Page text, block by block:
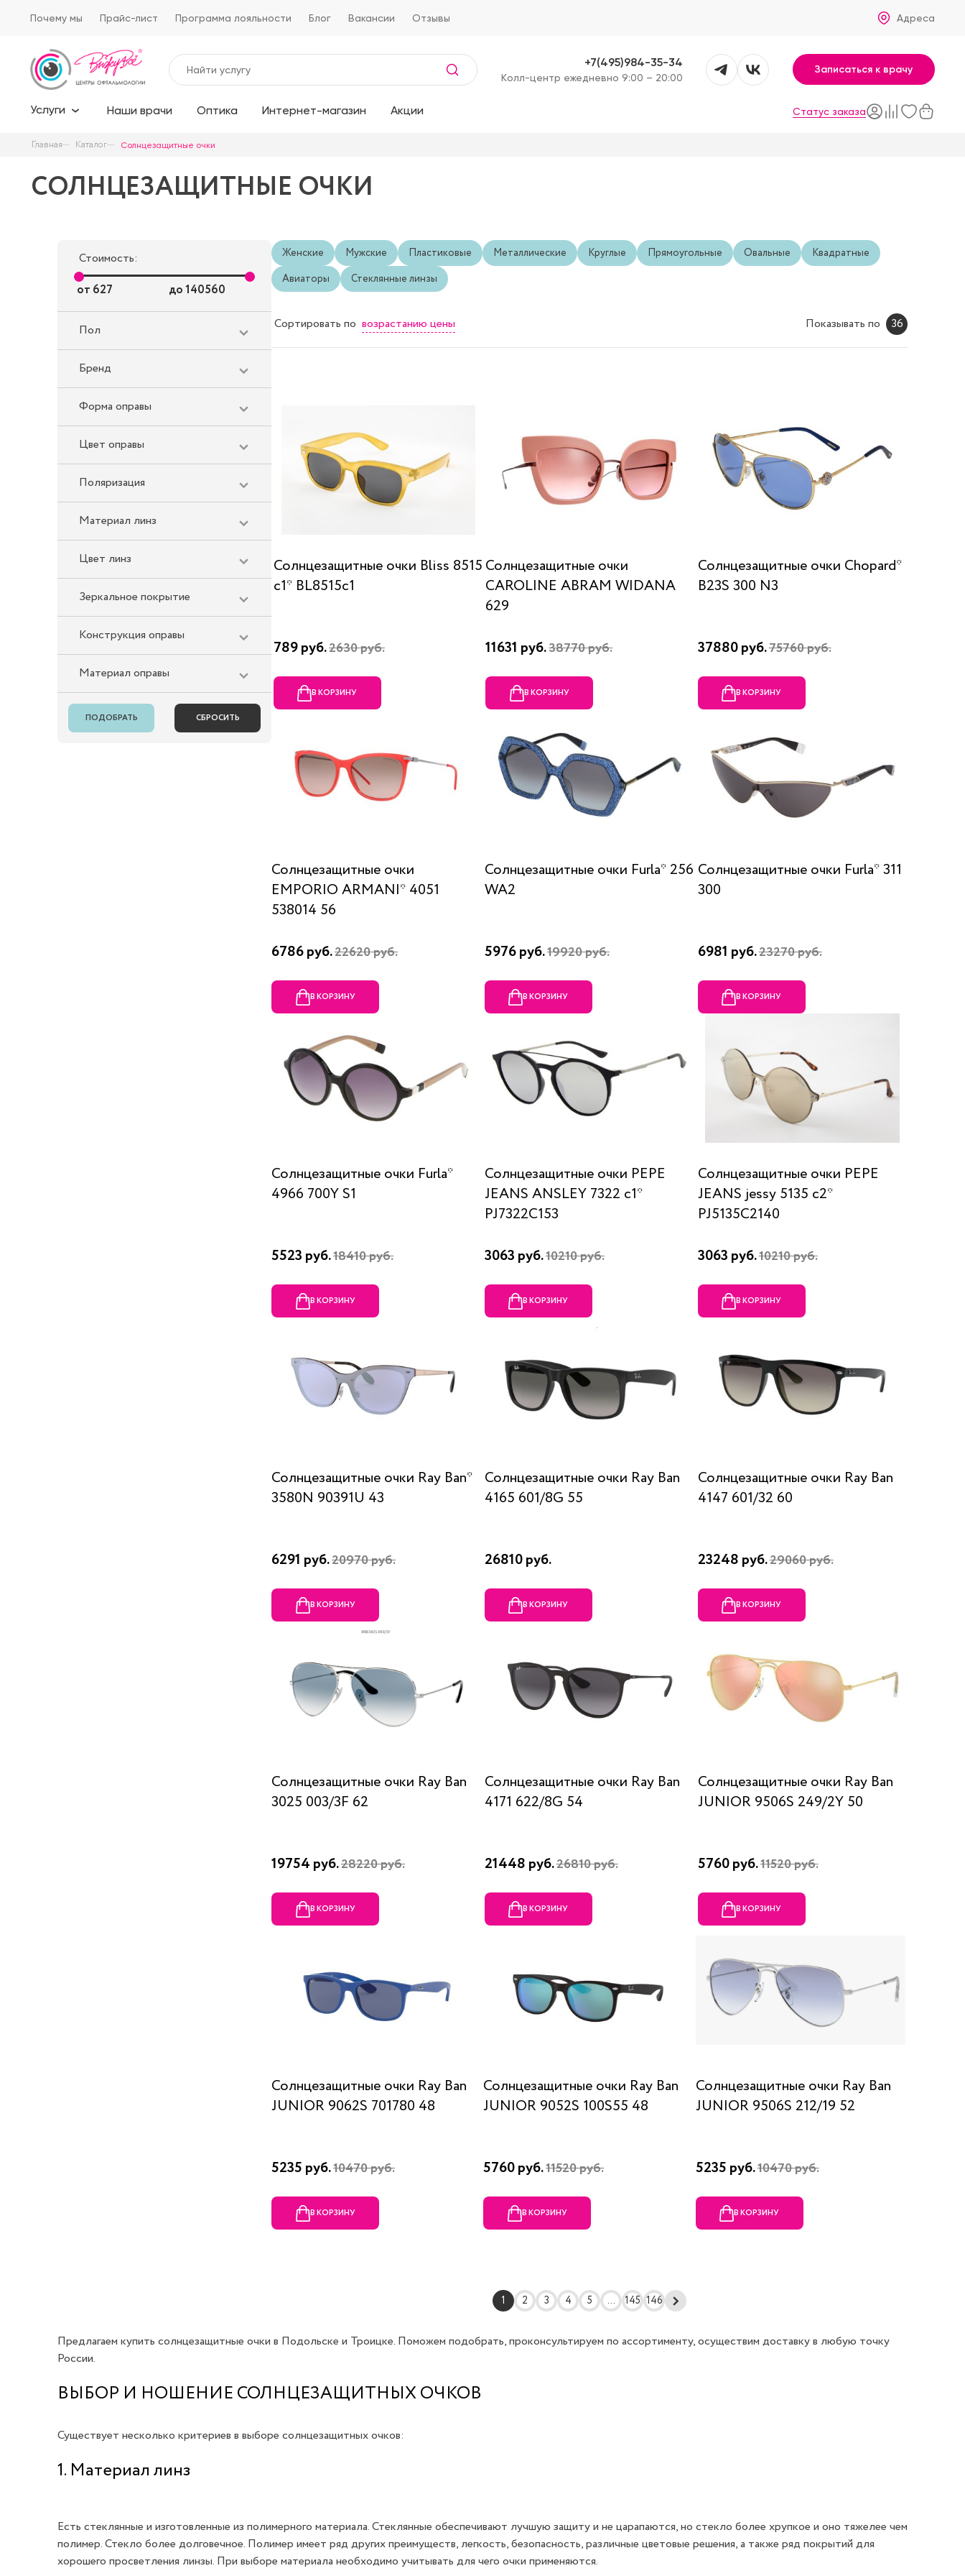
Почему мы Прайс-лист Программа лояльности Блог Вакансии Отзывы Адреса
+7(495)984-35-34
Kолл-центр ежедневно 9:00 – 20:00
Записаться к врачу
Услуги Наши врачи Оптика Интернет-магазин Акции Статус заказа
Главная Каталог Солнцезащитные очки
СОЛНЦЕЗАЩИТНЫЕ ОЧКИ
Стоимость:
от 627 до140560
Пол
Бренд
Форма оправы
Цвет оправы
Поляризация
Материал линз
Цвет линз
Зеркальное покрытие
Конструкция оправы
Материал оправы
Женские Мужские Пластиковые Металлические Круглые Прямоугольные Овальные
Квадратные
Авиаторы
Стеклянные линзы
Сортировать по возрастанию цены Показывать по 36
Солнцезащитные очки Bliss 8515
c1* BL8515c1
789 руб.2630 руб.
В КОРЗИНУ
Солнцезащитные очки
CAROLINE ABRAM WIDANA
629
11631 руб.38770 руб.
В КОРЗИНУ
Солнцезащитные очки Chopard*
B23S 300 N3
37880 руб.75760 руб.
В КОРЗИНУ
Солнцезащитные очки
EMPORIO ARMANI* 4051
538014 56
6786 руб.22620 руб.
В КОРЗИНУ
Солнцезащитные очки Furla* 256
WA2
5976 руб.19920 руб.
В КОРЗИНУ
Солнцезащитные очки Furla* 311
300
6981 руб.23270 руб.
В КОРЗИНУ
Солнцезащитные очки Furla*
4966 700Y S1
5523 руб.18410 руб.
В КОРЗИНУ
Солнцезащитные очки PEPE
JEANS ANSLEY 7322 c1*
PJ7322C153
3063 руб.10210 руб.
В КОРЗИНУ
Солнцезащитные очки PEPE
JEANS jessy 5135 с2*
PJ5135C2140
3063 руб.10210 руб.
В КОРЗИНУ
Солнцезащитные очки Ray Ban*
3580N 90391U 43
6291 руб.20970 руб.
В КОРЗИНУ
Солнцезащитные очки Ray Ban
4165 601/8G 55
26810 руб.
В КОРЗИНУ
Солнцезащитные очки Ray Ban
4147 601/32 60
23248 руб.29060 руб.
В КОРЗИНУ
Солнцезащитные очки Ray Ban
3025 003/3F 62
19754 руб.28220 руб.
В КОРЗИНУ
Солнцезащитные очки Ray Ban
4171 622/8G 54
21448 руб.26810 руб.
В КОРЗИНУ
Солнцезащитные очки Ray Ban
JUNIOR 9506S 249/2Y 50
5760 руб.11520 руб.
В КОРЗИНУ
Солнцезащитные очки Ray Ban
JUNIOR 9062S 701780 48
5235 руб.10470 руб.
В КОРЗИНУ
Солнцезащитные очки Ray Ban
JUNIOR 9052S 100S55 48
5760 руб.11520 руб.
В КОРЗИНУ
Солнцезащитные очки Ray Ban
JUNIOR 9506S 212/19 52
5235 руб.10470 руб.
В КОРЗИНУ
1 2 3 4 5 ... 145 146
Предлагаем купить солнцезащитные очки в Подольске и Троицке. Поможем подобрать, проконсультируем по ассортименту, осуществим доставку в любую точку
России.
ВЫБОР И НОШЕНИЕ СОЛНЦЕЗАЩИТНЫХ ОЧКОВ
Существует несколько критериев в выборе солнцезащитных очков:
1. Материал линз
Есть стеклянные и изготовленные из полимерного материала. Стеклянные обеспечивают лучшую защиту и не царапаются, но стекло более хрупкое и оно тяжелее чем
полимер. Стекло более долговечное. Полимер имеет ряд других преимуществ, легкость, безопасность, различные цветовые решения, а также ряд покрытий для
хорошего просветления линзы. При выборе материала необходимо учитывать для чего очки применяются.